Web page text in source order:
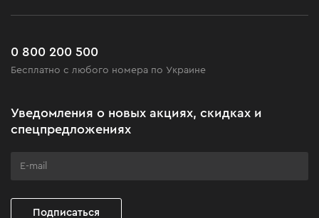
Черная пятница
Клуб мастерства
Часто задаваемые вопросы
0 800 200 500
Бесплатно с любого номера по Украине
Уведомления о новых акциях, скидках и
спецпредложениях
Подписаться